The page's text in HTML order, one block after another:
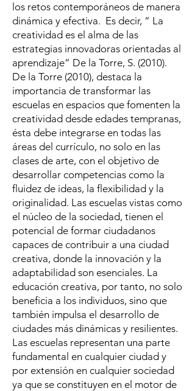
los retos contemporáneos de manera
dinámica y efectiva. Es decir, “ La
creatividad es el alma de las
estrategias innovadoras orientadas al
aprendizaje” De la Torre, S. (2010).
De la Torre (2010), destaca la
importancia de transformar las
escuelas en espacios que fomenten la
creatividad desde edades tempranas,
ésta debe integrarse en todas las
áreas del currículo, no solo en las
clases de arte, con el objetivo de
desarrollar competencias como la
fluidez de ideas, la flexibilidad y la
originalidad. Las escuelas vistas como
el núcleo de la sociedad, tienen el
potencial de formar ciudadanos
capaces de contribuir a una ciudad
creativa, donde la innovación y la
adaptabilidad son esenciales. La
educación creativa, por tanto, no solo
beneficia a los individuos, sino que
también impulsa el desarrollo de
ciudades más dinámicas y resilientes.
Las escuelas representan una parte
fundamental en cualquier ciudad y
por extensión en cualquier sociedad
ya que se constituyen en el motor de